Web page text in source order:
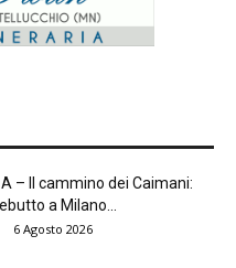
– Il cammino dei Caimani:
a Milano...
6 Agosto 2026